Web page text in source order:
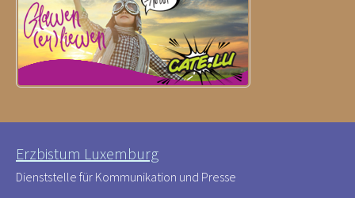
Erzbistum Luxemburg
Dienststelle für Kommunikation und Presse